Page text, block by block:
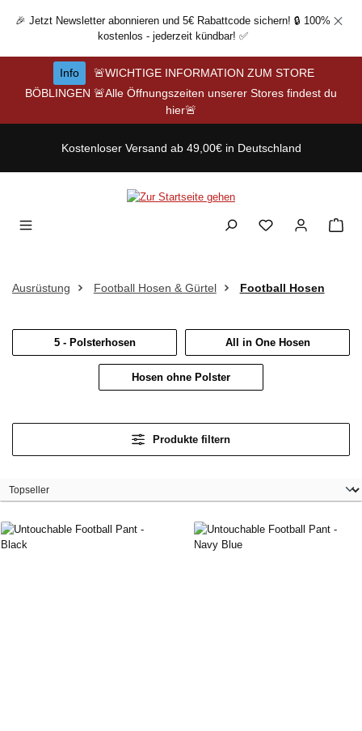
Zum Hauptinhalt springen
🎉 Jetzt Newsletter abonnieren und 5€ Rabattcode sichern! 🔒 100%
kostenlos - jederzeit kündbar! ✅
Info
🚨WICHTIGE INFORMATION ZUM STORE
BÖBLINGEN 🚨Alle Öffnungszeiten unserer Stores findest du
hier🚨
Kostenloser Versand ab 49,00€ in Deutschland
Ausrüstung Football Hosen & Gürtel Football Hosen
5 - Polsterhosen All in One Hosen
Hosen ohne Polster
Produkte filtern